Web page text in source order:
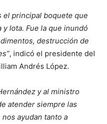
el principal boquete que
Iota. Fue la que inundó
destrucción de
, indicó el presidente del
Andrés López.
y al ministro
atender siempre las
ayudan tanto a